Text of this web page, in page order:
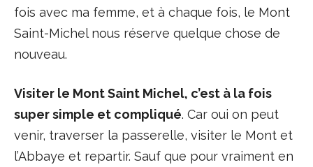
fois avec ma femme, et à chaque fois, le Mont
Saint-Michel nous réserve quelque chose de
nouveau.
Visiter le Mont Saint Michel, c’est à la fois
super simple et compliqué. Car oui on peut
venir, traverser la passerelle, visiter le Mont et
l’Abbaye et repartir. Sauf que pour vraiment en